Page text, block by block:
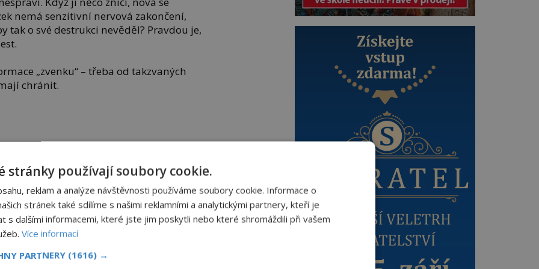
nemá senzitivní nervová zakončení,
tak o své destrukci nevěděl? Pravdou je,
„zvenku“ – třeba od takzvaných
chránit.
naplněnými cukrem nebo
vědět? Řada z nich se skutečně
Opravdu funguje placebo efekt?
se
První sluchátka
stránky používají soubory cookie.
reklam a analýze návštěvnosti používáme soubory cookie. Informace o
stránek také sdílíme s našimi reklamními a analytickými partnery, kteří je
s dalšími informacemi, které jste jim poskytli nebo které shromáždili při vašem
Více informací
PARTNERY (1616) →